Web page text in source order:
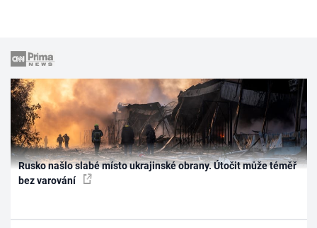
Rusko našlo slabé místo ukrajinské obrany. Útočit může téměř
bez varování